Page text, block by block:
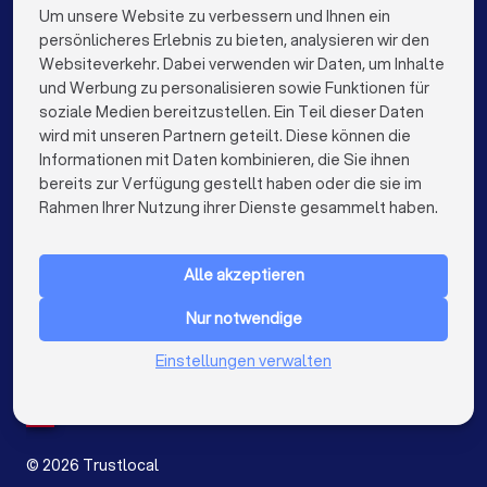
Mahnungen, Gerichtsbescheide etc.)
Chronologische Übersicht der Ereignisse
Korrespondenz mit der Gegenseite
Beweismittel (E-Mails, Fotos, Zeugenaussagen)
Ihre konkreten Fragen und Ziele
Haben Sie Erfahrung mit ähnlichen Fällen?
Wie schätzen Sie meine Erfolgsaussichten ein?
✓ Welche Strategie empfehlen Sie?
✓ Mit welchen Kosten muss ich insgesamt rechnen
Rechtsanwälte in Berlin
Rechtsanwälte in Hamburg
Rechtsanwälte in München
Rechtsanwälte in Köln
Rechtsanwälte in Frankfurt am Main
Rechtsanwälte in Stuttgart
Rechtsanwälte in Düsseldorf
Rechtsanwälte in Essen
Rechtsanwälte in Bremen
Rechtsanwälte in Nürnberg
Rechtsanwälte in Dresden
Die besten Rechtsanwälte für Sie
info@trustlocal.de
FÜR PRIVATPERSONEN
Niederlande
© 2026 Trustlocal
Um unsere Website zu verbessern und Ihnen ein
persönlicheres Erlebnis zu bieten, analysieren wir den
Websiteverkehr. Dabei verwenden wir Daten, um Inhalte
und Werbung zu personalisieren sowie Funktionen für
soziale Medien bereitzustellen. Ein Teil dieser Daten
wird mit unseren Partnern geteilt. Diese können die
Informationen mit Daten kombinieren, die Sie ihnen
bereits zur Verfügung gestellt haben oder die sie im
Rahmen Ihrer Nutzung ihrer Dienste gesammelt haben.
Alle akzeptieren
Nur notwendige
Einstellungen verwalten